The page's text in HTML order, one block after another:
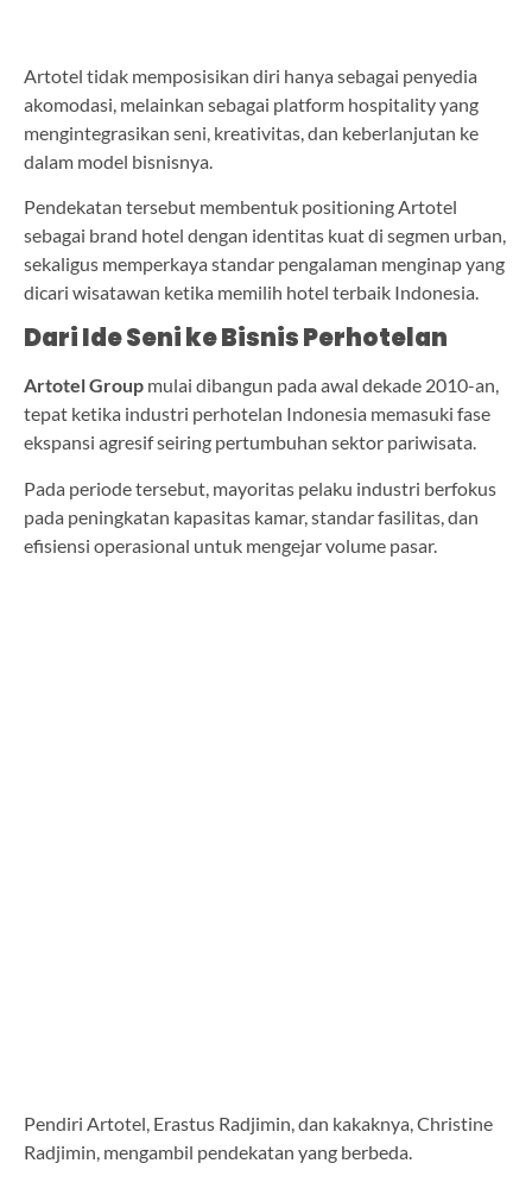
Artotel tidak memposisikan diri hanya sebagai penyedia
akomodasi, melainkan sebagai platform hospitality yang
mengintegrasikan seni, kreativitas, dan keberlanjutan ke
dalam model bisnisnya.
Pendekatan tersebut membentuk positioning Artotel
sebagai brand hotel dengan identitas kuat di segmen urban,
sekaligus memperkaya standar pengalaman menginap yang
dicari wisatawan ketika memilih hotel terbaik Indonesia.
Dari Ide Seni ke Bisnis Perhotelan
Artotel Group mulai dibangun pada awal dekade 2010-an,
tepat ketika industri perhotelan Indonesia memasuki fase
ekspansi agresif seiring pertumbuhan sektor pariwisata.
Pada periode tersebut, mayoritas pelaku industri berfokus
pada peningkatan kapasitas kamar, standar fasilitas, dan
efisiensi operasional untuk mengejar volume pasar.
Pendiri Artotel, Erastus Radjimin, dan kakaknya, Christine
Radjimin, mengambil pendekatan yang berbeda.